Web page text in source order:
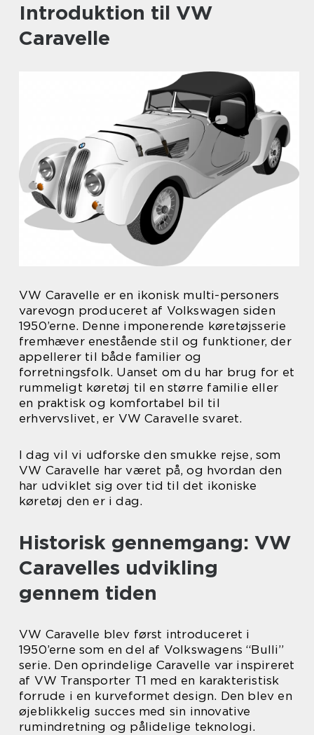
Introduktion til VW
Caravelle
VW Caravelle er en ikonisk multi-personers
varevogn produceret af Volkswagen siden
1950’erne. Denne imponerende køretøjsserie
fremhæver enestående stil og funktioner, der
appellerer til både familier og
forretningsfolk. Uanset om du har brug for et
rummeligt køretøj til en større familie eller
en praktisk og komfortabel bil til
erhvervslivet, er VW Caravelle svaret.
I dag vil vi udforske den smukke rejse, som
VW Caravelle har været på, og hvordan den
har udviklet sig over tid til det ikoniske
køretøj den er i dag.
Historisk gennemgang: VW
Caravelles udvikling
gennem tiden
VW Caravelle blev først introduceret i
1950’erne som en del af Volkswagens “Bulli”
serie. Den oprindelige Caravelle var inspireret
af VW Transporter T1 med en karakteristisk
forrude i en kurveformet design. Den blev en
øjeblikkelig succes med sin innovative
rumindretning og pålidelige teknologi.